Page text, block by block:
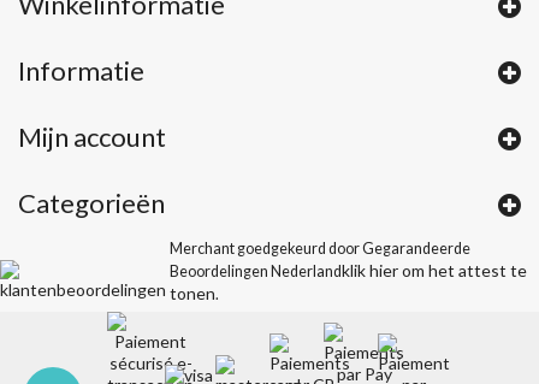
Informatie
Mijn account
Categorieën
Merchant goedgekeurd door Gegarandeerde
Beoordelingen Nederlandklik hier om het attest te
tonen.